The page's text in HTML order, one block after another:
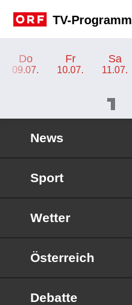
TV-Programm
Do
09.07.
Fr
10.07.
Sa
11.07.
News
Sport
Wetter
Österreich
Debatte